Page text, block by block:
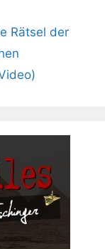
Rätsel der